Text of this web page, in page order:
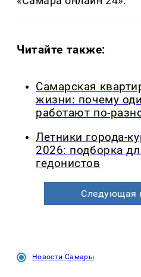
Читайте также:
Самарская
жизни: почему
работают по-
Летники города-
2026: подборка
гедонистов
Следующая
Новости Самары